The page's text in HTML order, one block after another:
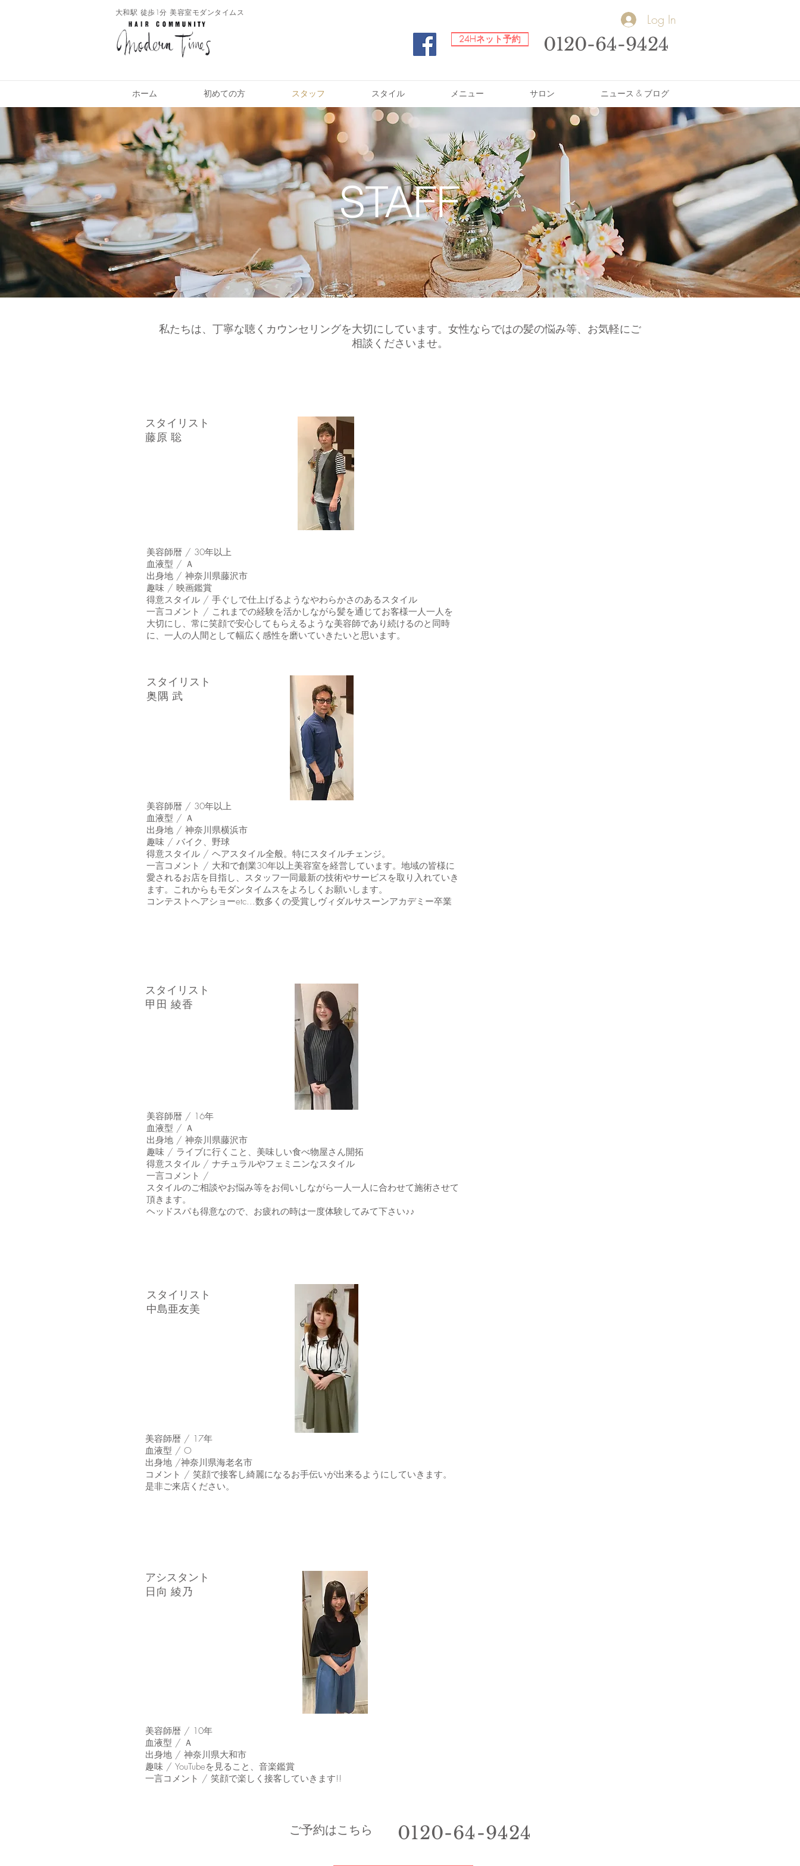
​大和駅 徒歩1分 美容室モダンタイムス Log In
24Hネット予約
24Hネット予約 0120-64-9424
ホーム 初めての方 スタッフ スタイル メニュー サロン ニュース & ブログ
STAFF
​私たちは、丁寧な聴くカウンセリングを大切にしています。女性ならではの髪の悩み等、お気軽にご
相談くださいませ。
​スタイリスト
藤原 聡
美容師暦 / 30年以上
血液型 / Ａ
出身地 / 神奈川県藤沢市
趣味 / 映画鑑賞
得意スタイル / 手ぐしで仕上げるようなやわらかさのあるスタイル
一言コメント / これまでの経験を活かしながら髪を通じてお客様一人一人を
大切にし、常に笑顔で安心してもらえるような美容師であり続けるのと同時
に、一人の人間として幅広く感性を磨いていきたいと思います。
​スタイリスト
奥隅 武
美容師暦 / 30年以上
血液型 / Ａ
出身地 / 神奈川県横浜市
趣味 / バイク、野球
得意スタイル / ヘアスタイル全般。特にスタイルチェンジ。
一言コメント / 大和で創業30年以上美容室を経営しています。地域の皆様に
愛されるお店を目指し、スタッフ一同最新の技術やサービスを取り入れていき
ます。これからもモダンタイムスをよろしくお願いします。
コンテストヘアショーetc...数多くの受賞しヴィダルサスーンアカデミー卒業
​スタイリスト
甲田 綾香
美容師暦 / 16年
血液型 / Ａ
出身地 / 神奈川県藤沢市
趣味 / ライブに行くこと、美味しい食べ物屋さん開拓
得意スタイル / ナチュラルやフェミニンなスタイル
一言コメント /
​スタイルのご相談やお悩み等をお伺いしながら一人一人に合わせて施術させて
頂きます。
​ヘッドスパも得意なので、お疲れの時は一度体験してみて下さい♪♪
スタイリスト
中島亜友美
美容師暦 / 17年
血液型 / O
出身地 /神奈川県海老名市
コメント / 笑顔で接客し綺麗になるお手伝いが出来るようにしていきます。
是非ご来店ください。
​アシスタント
日向 綾乃
美容師暦 / 10年
血液型 / Ａ
出身地 / 神奈川県大和市
趣味 / YouTubeを見ること、音楽鑑賞
一言コメント / 笑顔で楽しく接客していきます!!
​ご予約はこちら 0120-64-9424